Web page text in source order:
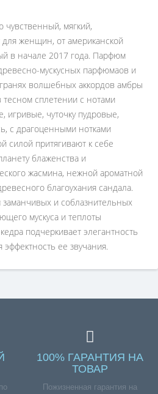
чувственный, мягкий,
женщин, от американской
в начале 2017 года. Парфюм
мускусных парфюмаов и
волшебных аккордов амбры
тесном сплетении с нотами
игривые, чуточку пудровые,
с драгоценными нотками
силой притягивают к себе
блаженства и
жасмина, нежной ароматной
благоухания сандала.
и соблазнительных
мускуса и теплоты
подчеркивает элегантность
ее звучания.
100% ГАРАНТИЯ НА
ТОВАР
Пожизненная гарантия на